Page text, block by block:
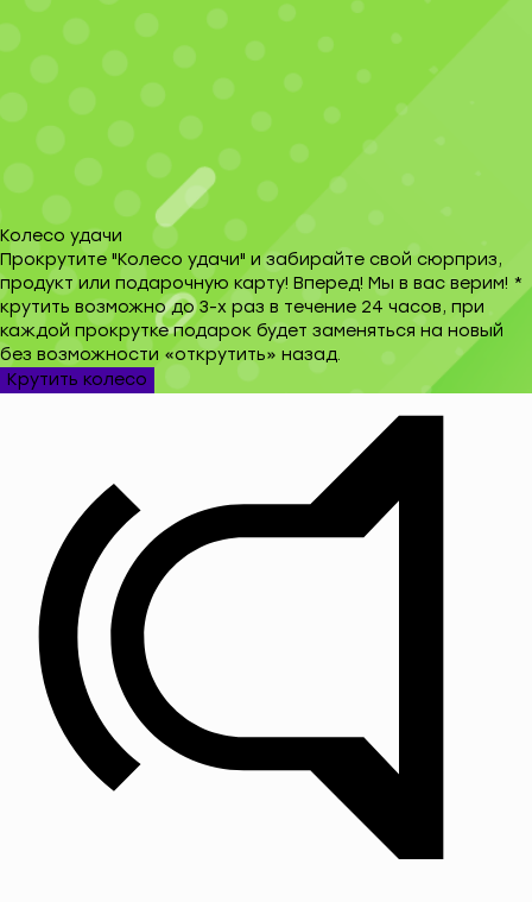
Колесо удачи
Прокрутите "Колесо удачи" и забирайте свой сюрприз,
продукт или подарочную карту! Вперед! Мы в вас верим! *
крутить возможно до 3-х раз в течение 24 часов, при
каждой прокрутке подарок будет заменяться на новый
без возможности «открутить» назад.
Крутить колесо